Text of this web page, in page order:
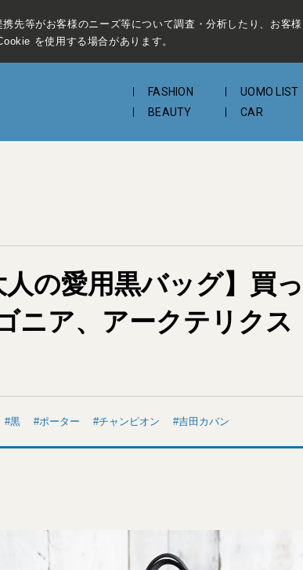
先等がお客様のニーズ等について調査・分析したり、お客
を使用する場合があります。
FASHION UOMO LIST
BEAUTY
CAR
の愛用黒バッグ】買
ニア、アークテリクス
黒 ポーター チャンピオン 吉田カバン